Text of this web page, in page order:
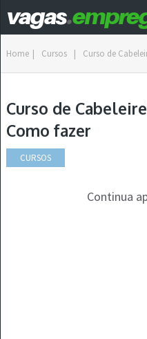
Home | Cursos | Curso de
Curso de
Como fazer
CURSOS
Continua